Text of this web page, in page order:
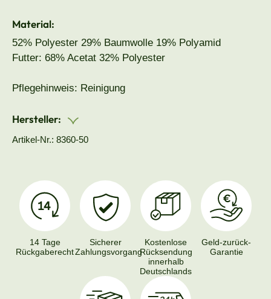
Material:
52% Polyester 29% Baumwolle 19% Polyamid
Futter: 68% Acetat 32% Polyester
Pflegehinweis: Reinigung
Hersteller:
Artikel-Nr.: 8360-50
14 Tage
Rückgaberecht
Sicherer
Zahlungsvorgang
Kostenlose
Rücksendung
innerhalb
Deutschlands
Geld-zurück-
Garantie